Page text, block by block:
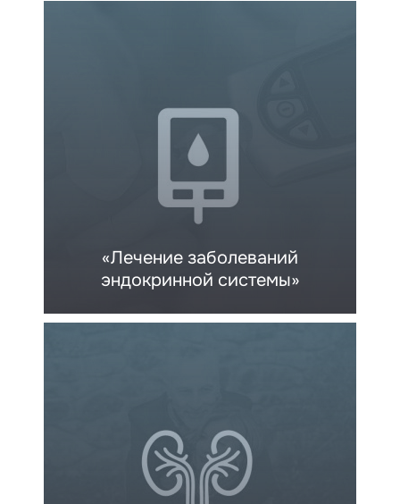
«Лечение заболеваний
эндокринной системы»